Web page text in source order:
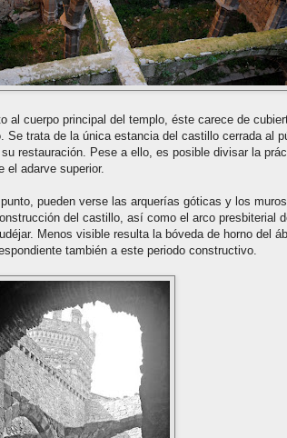
al cuerpo principal del templo, éste carece de
Se trata de la única estancia del castillo cerrada al
restauración. Pese a ello, es posible divisar la
el adarve superior.
pueden verse las arquerías góticas y los
del castillo, así como el arco presbiterial
Menos visible resulta la bóveda de horno del
también a este periodo constructivo.